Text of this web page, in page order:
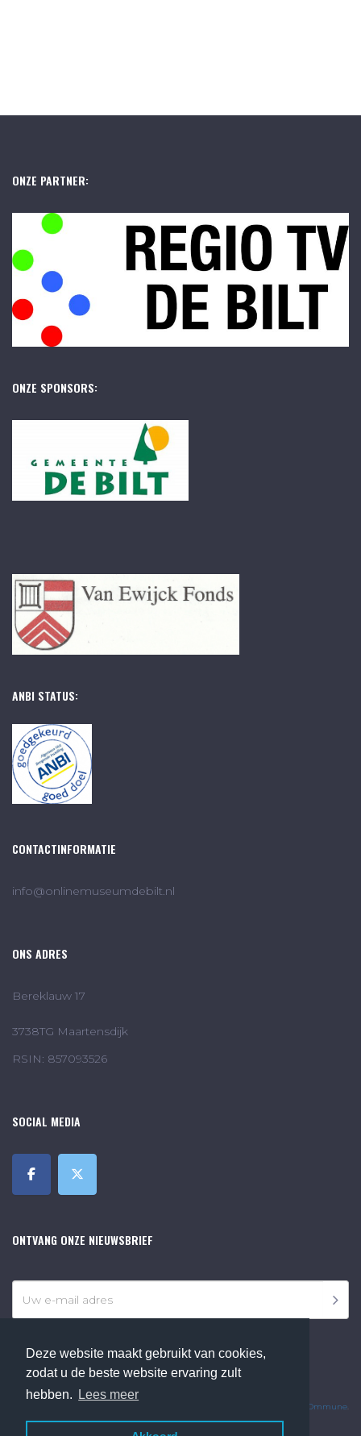
Deze website maakt gebruikt van cookies,
zodat u de beste website ervaring zult
hebben.
Lees meer
ONZE PARTNER:
ONZE SPONSORS:
ANBI STATUS:
CONTACTINFORMATIE
info@onlinemuseumdebilt.nl
ONS ADRES
Bereklauw 17
3738TG Maartensdijk
RSIN: 857093526
SOCIAL MEDIA
ONTVANG ONZE NIEUWSBRIEF
Ommune